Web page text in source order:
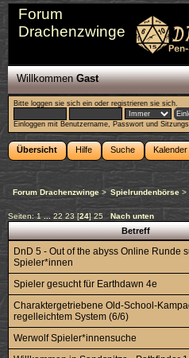
Forum
Drachenzwinge
WillkommenGast
Bitte loggen sie sich ein oderregistrieren sie sich.
Einloggen mit Benutzername, Passwort und
Übersicht Hilfe Suche Kalender
Forum Drachenzwinge > Spielrundenbörse>
Seiten:1 ... 22 23 [24] 25 Nach unten
Betreff
DnD 5 - Out of the abyss Online Runde
Spieler*innen
Spieler gesucht für Earthdawn 4e
Charaktergetriebene Old-School-
regelleichtem System (6/6)
Werwolf Spieler*innensuche